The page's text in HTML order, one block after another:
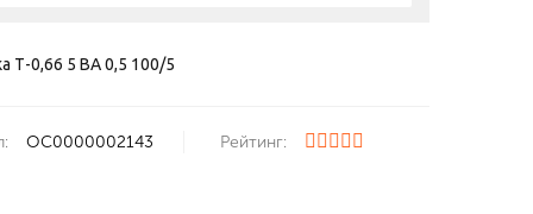
Т-0,66 5 ВА 0,5 100/5
ОС0000002143 Рейтинг: